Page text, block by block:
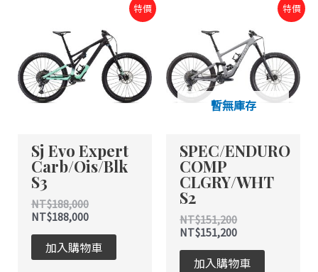
特價
Sj Evo Expert
Carb/Ois/Blk
S3
NT$188,000
格：
NT$188,000。
NT$188,000
格：
NT$188,000。
加入購物車
特價
暫無庫存
SPEC/ENDURO
COMP
CLGRY/WHT
S2
NT$151,200
格：
NT$151,200。
NT$151,200
格：
NT$151,200。
加入購物車